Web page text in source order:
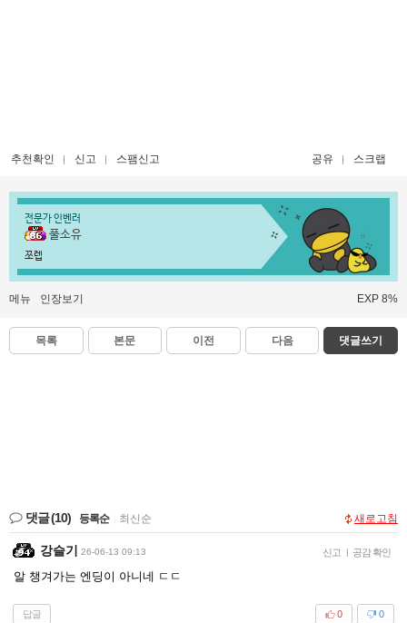
추천확인 신고 스팸신고 공유 스크랩
전문가 인벤러
풀소유
쪼렙
메뉴 인장보기 EXP 8%
목록 본문 이전 다음 댓글쓰기
댓글(10) 등록순 최신순 새로고침
강슬기 26-06-13 09:13 신고 | 공감 확인
알 챙겨가는 엔딩이 아니네 ㄷㄷ
답글 0
0